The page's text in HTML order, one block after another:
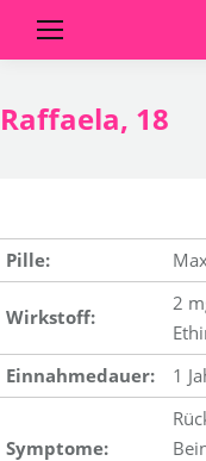
Raffaela, 18
Pille:
Wirkstoff:
2
Einnahmedauer:
1
Symptome: